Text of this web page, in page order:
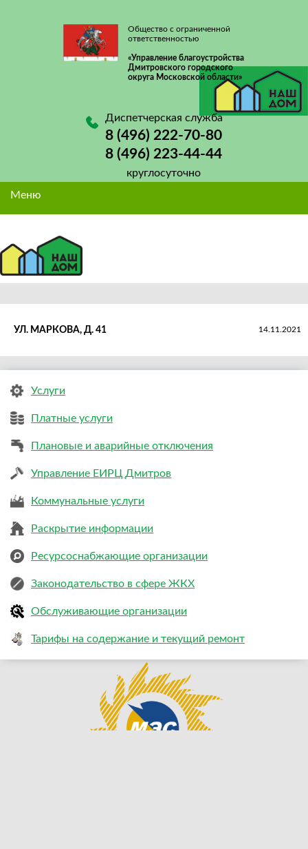
Общество с ограниченной
ответственностью
«Управление благоустройства
Дмитровского городского
округа Московской области»
Диспетчерская служба
8 (496) 222-70-80
8 (496) 223-44-44
круглосуточно
Меню
Услуги
Платные услуги
Плановые и аварийные отключения
Управление ЕИРЦ Дмитров
Коммунальные услуги
Раскрытие информации
Ресурсоснабжающие организации
Законодательство в сфере ЖКХ
Обслуживающие организации
Тарифы на содержание и текущий ремонт
УЛ. МАРКОВА, Д. 41 14.11.2021